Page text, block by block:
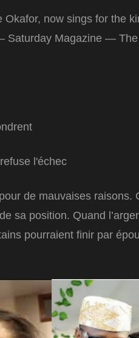
de mauvaises raisons.
sa position. Quand
pourraient finir par